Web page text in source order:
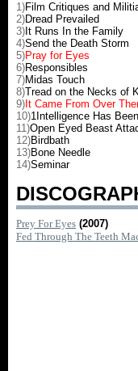
1)Film Critiques and
2)Dread Prevailed
3) It Runs In the Family
4)Send the Death Storm
5)Pray for Eyes
6)Responsibles
7)Midas Touch
8)Tread on the Necks of
9) It Came From Over
10)1Intelligence Has
11)Open Eyed Beast
12)Birdbath
13)Bone Needle
14)Seminar
Prey For Eyes (2007)
Fed Through The Teeth